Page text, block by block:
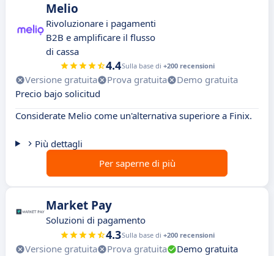
Melio
Rivoluzionare i pagamenti
B2B e amplificare il flusso
di cassa
4.4Sulla base di +200 recensioni
Versione gratuita Prova gratuita
Demo gratuita
Precio bajo solicitud
Considerate Melio come un'alternativa superiore a Finix.
Più dettagli
Per saperne di più
Market Pay
Soluzioni di pagamento
4.3Sulla base di +200 recensioni
Versione gratuita Prova gratuita
Demo gratuita